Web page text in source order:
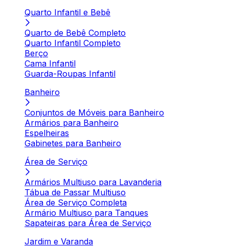
Quarto Infantil e Bebê
Quarto de Bebê Completo
Quarto Infantil Completo
Berço
Cama Infantil
Guarda-Roupas Infantil
Banheiro
Conjuntos de Móveis para Banheiro
Armários para Banheiro
Espelheiras
Gabinetes para Banheiro
Área de Serviço
Armários Multiuso para Lavanderia
Tábua de Passar Multiuso
Área de Serviço Completa
Armário Multiuso para Tanques
Sapateiras para Área de Serviço
Jardim e Varanda